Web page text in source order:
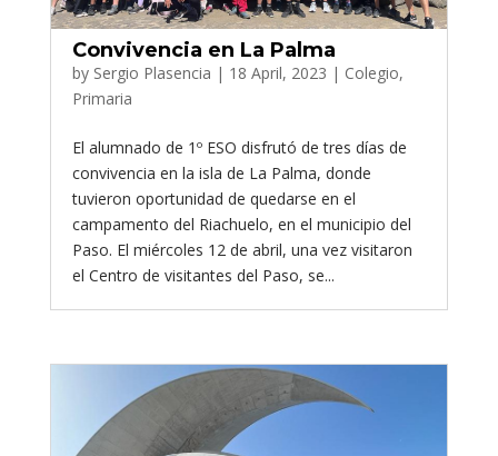
Convivencia en La Palma
by Sergio Plasencia | 18 April, 2023 | Colegio,
Primaria
El alumnado de 1º ESO disfrutó de tres días de
convivencia en la isla de La Palma, donde
tuvieron oportunidad de quedarse en el
campamento del Riachuelo, en el municipio del
Paso. El miércoles 12 de abril, una vez visitaron
el Centro de visitantes del Paso, se...